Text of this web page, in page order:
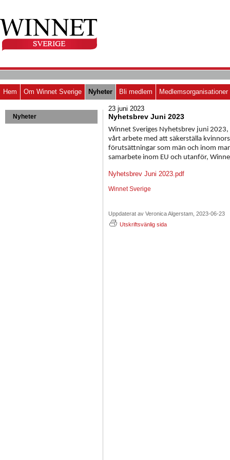
Hem Om Winnet Sverige Nyheter Bli medlem Medlemsorganisationer
Nyheter
23 juni 2023
Nyhetsbrev Juni 2023
Winnet Sveriges Nyhetsbrev juni
vårt arbete med att säkerställa
förutsättningar som män och inom
samarbete inom EU och utanför,
Nyhetsbrev Juni 2023.pdf
Winnet Sverige
Uppdaterat av Veronica Algerstam, 2023-06-23
Utskriftsvänlig sida